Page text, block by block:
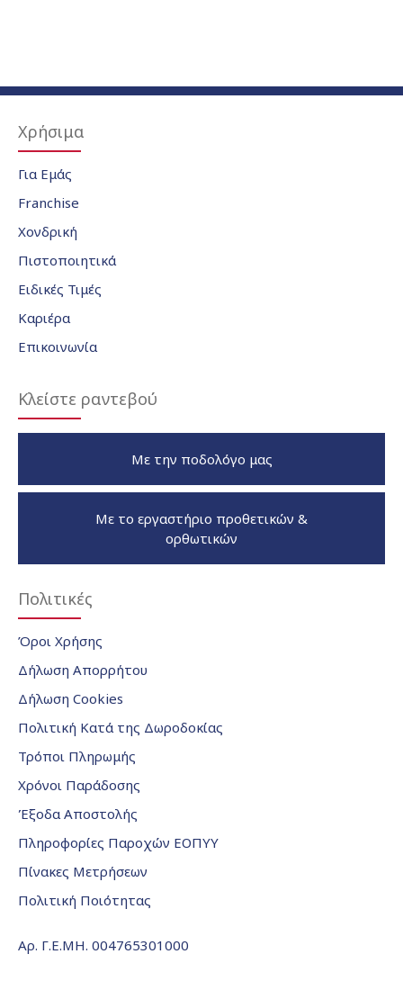
Χρήσιμα
Για Εμάς
Franchise
Χονδρική
Πιστοποιητικά
Ειδικές Τιμές
Καριέρα
Επικοινωνία
Κλείστε ραντεβού
Με την ποδολόγο μας
Με το εργαστήριο προθετικών &
ορθωτικών
Πολιτικές
Όροι Χρήσης
Δήλωση Απορρήτου
Δήλωση Cookies
Πολιτική Κατά της Δωροδοκίας
Τρόποι Πληρωμής
Χρόνοι Παράδοσης
Έξοδα Αποστολής
Πληροφορίες Παροχών ΕΟΠΥΥ
Πίνακες Μετρήσεων
Πολιτική Ποιότητας
Αρ. Γ.Ε.ΜΗ. 004765301000